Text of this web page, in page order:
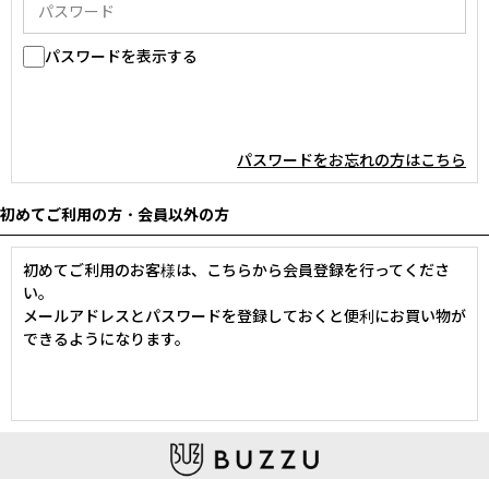
パスワードを表示する
パスワードをお忘れの方はこちら
初めてご利用の方・会員以外の方
初めてご利用のお客様は、こちらから会員登録を行ってくださ
い。
メールアドレスとパスワードを登録しておくと便利にお買い物が
できるようになります。